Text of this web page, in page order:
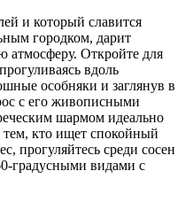
и который славится
городком, дарит
атмосферу. Откройте для
вдоль
особняки и заглянув в
с его живописными
шармом идеально
кто ищет спокойный
прогуляйтесь среди сосен
градусными видами с